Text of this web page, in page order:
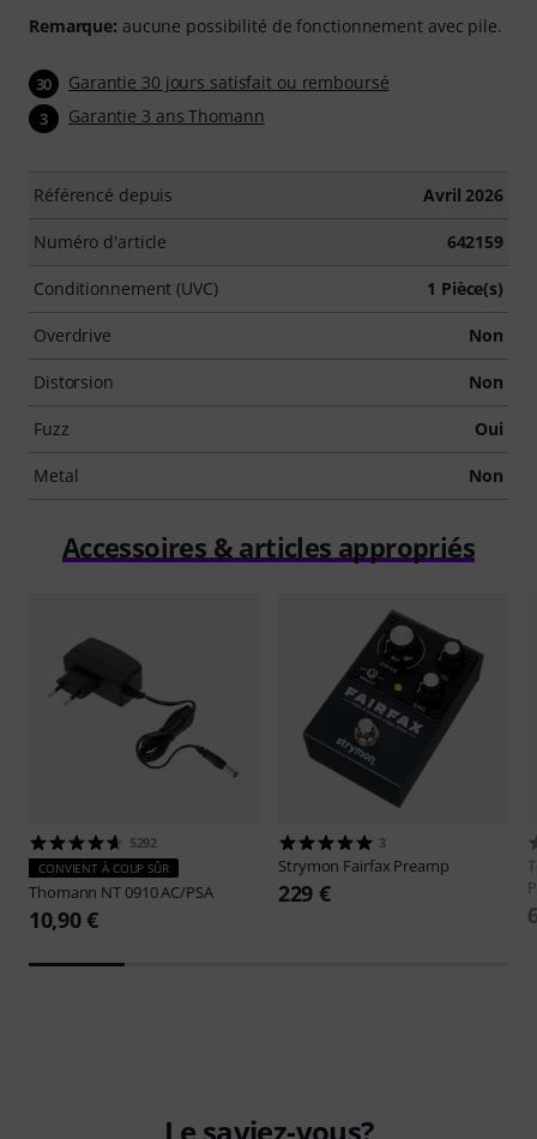
Remarque: aucune possibilité de fonctionnement avec pile.
30 Garantie 30 jours satisfait ou remboursé
3 Garantie 3 ans Thomann
Référencé depuis Avril 2026
Numéro d'article 642159
Conditionnement (UVC) 1 Pièce(s)
Overdrive Non
Distorsion Non
Fuzz Oui
Metal Non
Accessoires & articles appropriés
5292
CONVIENT À COUP SÛR
Thomann NT 0910 AC/PSA
10,90 €
3
Strymon Fairfax Preamp
229 €
Le saviez-vous?